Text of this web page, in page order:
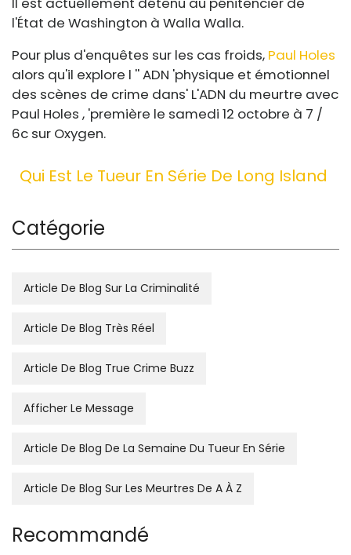
l'État de Washington à Walla Walla.
Pour plus d'enquêtes sur les cas froids, Paul Holes
alors qu'il explore l '' ADN 'physique et émotionnel
des scènes de crime dans' L'ADN du meurtre avec
Paul Holes , 'première le samedi 12 octobre à 7 /
6c sur Oxygen.
Qui Est Le Tueur En Série De Long Island
Catégorie
Article De Blog Sur La Criminalité
Article De Blog Très Réel
Article De Blog True Crime Buzz
Afficher Le Message
Article De Blog De La Semaine Du Tueur En Série
Article De Blog Sur Les Meurtres De A À Z
Recommandé